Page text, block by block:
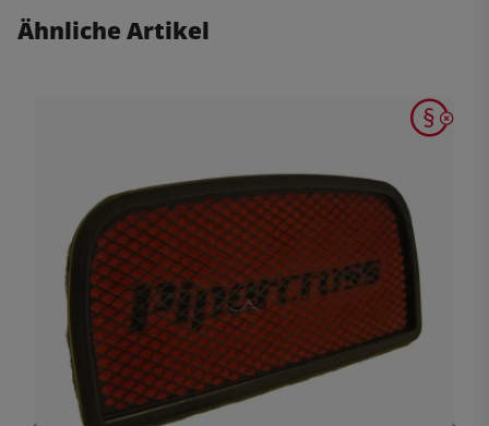
Ähnliche Artikel